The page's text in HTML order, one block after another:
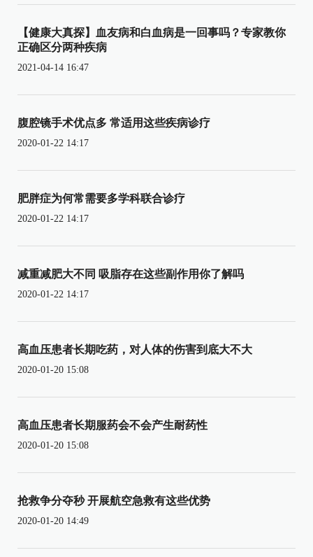
【健康大真探】血友病和白血病是一回事吗？专家教你
正确区分两种疾病
2021-04-14 16:47
腹腔镜手术优点多 常适用这些疾病诊疗
2020-01-22 14:17
肥胖症为何常需要多学科联合诊疗
2020-01-22 14:17
减重减肥大不同 吸脂存在这些副作用你了解吗
2020-01-22 14:17
高血压患者长期吃药，对人体的伤害到底大不大
2020-01-20 15:08
高血压患者长期服药会不会产生耐药性
2020-01-20 15:08
抢救争分夺秒 开展航空急救有这些优势
2020-01-20 14:49